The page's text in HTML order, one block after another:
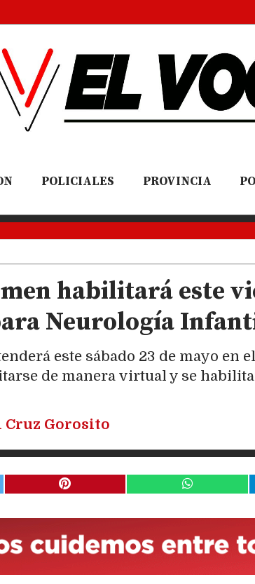
POLICIALES PROVINCIA
habilitará este
Neurología
este sábado 23 de mayo en
de manera virtual y se
Cruz Gorosito